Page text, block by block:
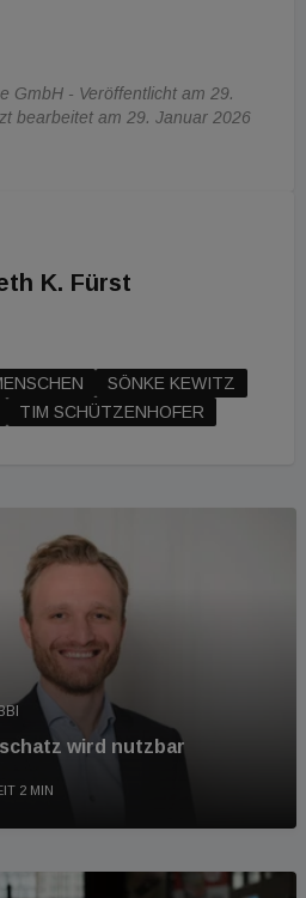
GmbH - Veröffentlicht am 29.
bearbeitet am 29. Januar 2026
K. Fürst
SÖNKE KEWITZ
TIM SCHÜTZENHOFER
wird nutzbar
2 MIN